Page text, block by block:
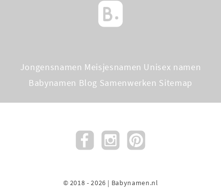
Jongensnamen Meisjesnamen Unisex namen
Babynamen Blog Samenwerken Sitemap
© 2018 - 2026 | Babynamen.nl